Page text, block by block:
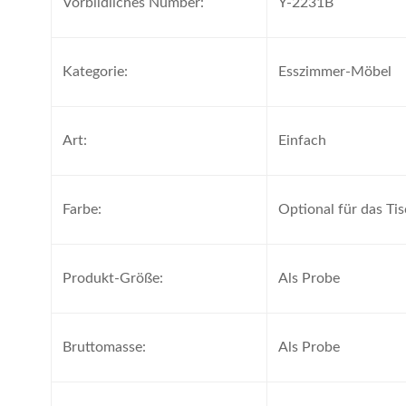
Kategorie: Esszimmer-Möbel
Art: Einfach
Farbe: Optional für das
Produkt-Größe: Als Probe
Bruttomasse: Als Probe